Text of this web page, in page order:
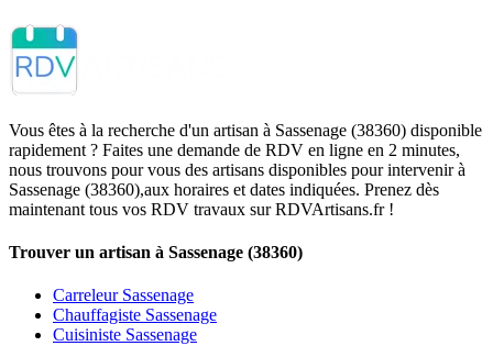
Vous êtes à la recherche d'un artisan à Sassenage (38360) disponible
rapidement ? Faites une demande de RDV en ligne en 2 minutes,
nous trouvons pour vous des artisans disponibles pour intervenir à
Sassenage (38360),aux horaires et dates indiquées. Prenez dès
maintenant tous vos RDV travaux sur RDVArtisans.fr !
Trouver un artisan à Sassenage (38360)
Carreleur Sassenage
Chauffagiste Sassenage
Cuisiniste Sassenage